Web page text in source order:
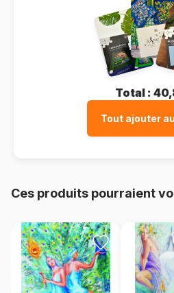
Total :
Tout ajouter
Ces produits pourraient